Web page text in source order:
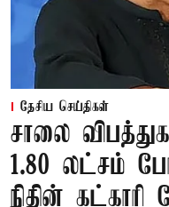
தேசிய செய்திகள்
சாலை
1.80 லட்சம்
நிதின்